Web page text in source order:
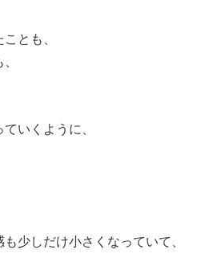
とも、
いくように、
少しだけ小さくなっていて、